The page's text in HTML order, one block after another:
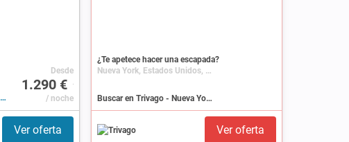
Desde
1.290 €
/ noche
Ver oferta
¿Te apetece hacer una escapada?
Nueva York, Estados Unidos, Nueva York (estado)
Buscar en Trivago - Nueva York
Ver oferta